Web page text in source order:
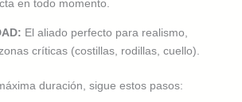
en todo momento.
El aliado perfecto para realismo,
críticas (costillas, rodillas, cuello).
duración, sigue estos pasos: